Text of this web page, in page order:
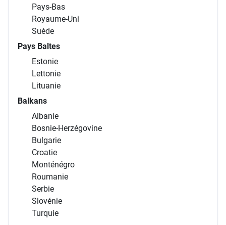
Pays-Bas
Royaume-Uni
Suède
Pays Baltes
Estonie
Lettonie
Lituanie
Balkans
Albanie
Bosnie-Herzégovine
Bulgarie
Croatie
Monténégro
Roumanie
Serbie
Slovénie
Turquie